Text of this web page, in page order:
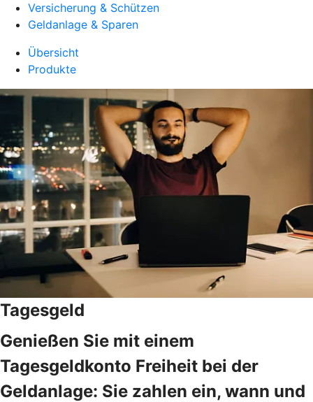
Versicherung & Schützen
Geldanlage & Sparen
Übersicht
Produkte
Tagesgeld
Genießen Sie mit einem
Tagesgeldkonto Freiheit bei der
Geldanlage: Sie zahlen ein, wann und